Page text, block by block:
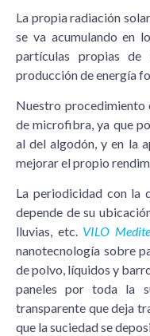
La propia radiación
se va acumulando en
partículas propias
producción de energía
Nuestro procedimiento
de microfibra, ya que
al del algodón, y en la
mejorar el propio
La periodicidad con la
depende de su
lluvias, etc. VILO
nanotecnología sobre
de polvo, líquidos y
paneles por toda la
transparente que deja
que la suciedad se